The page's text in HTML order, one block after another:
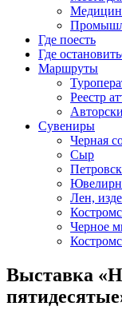
Где поесть
Где
Маршруты
Реестр
Сувениры
Черная
Сыр
Лен,
Черное
Выставка